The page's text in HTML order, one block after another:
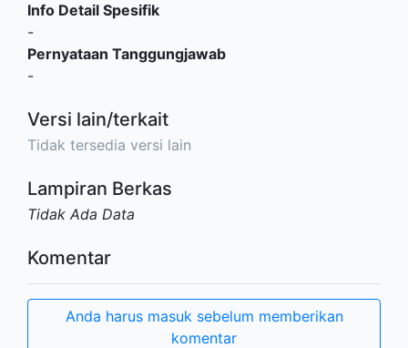
Info Detail Spesifik
-
Pernyataan Tanggungjawab
-
Versi lain/terkait
Tidak tersedia versi lain
Lampiran Berkas
Tidak Ada Data
Komentar
Anda harus masuk sebelum memberikan
komentar